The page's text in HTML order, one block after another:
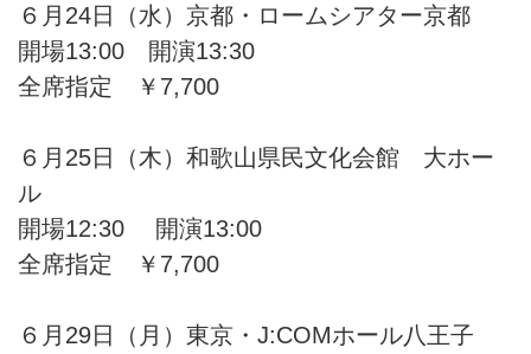
６月24日（水）京都・ロームシアター京都
開場13:00 開演13:30
全席指定 ￥7,700
６月25日（木）和歌山県民文化会館 大ホー
ル
開場12:30 開演13:00
全席指定 ￥7,700
６月29日（月）東京・J:COMホール八王子